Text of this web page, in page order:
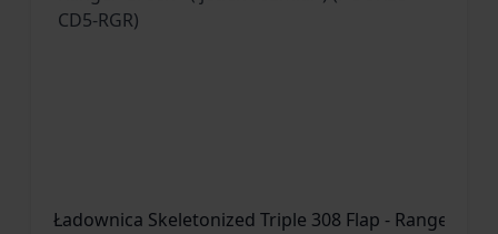
Ładownica Skeletonized Triple 308 Flap - Ranger